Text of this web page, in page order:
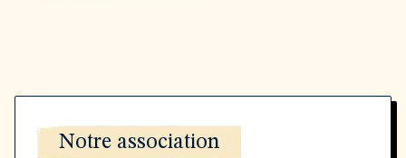
Notre association